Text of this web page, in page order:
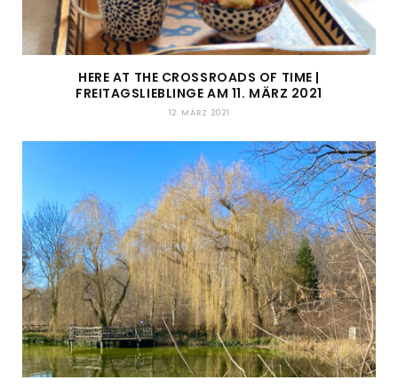
HERE AT THE CROSSROADS OF TIME |
FREITAGSLIEBLINGE AM 11. MÄRZ 2021
12. MÄRZ 2021